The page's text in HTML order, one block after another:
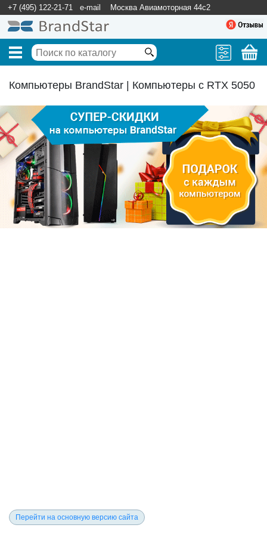
+7 (495) 122-21-71 e-mail Москва Авиамоторная 44с2
Компьютеры BrandStar | Компьютеры c RTX 5050
Перейти на основную версию сайта